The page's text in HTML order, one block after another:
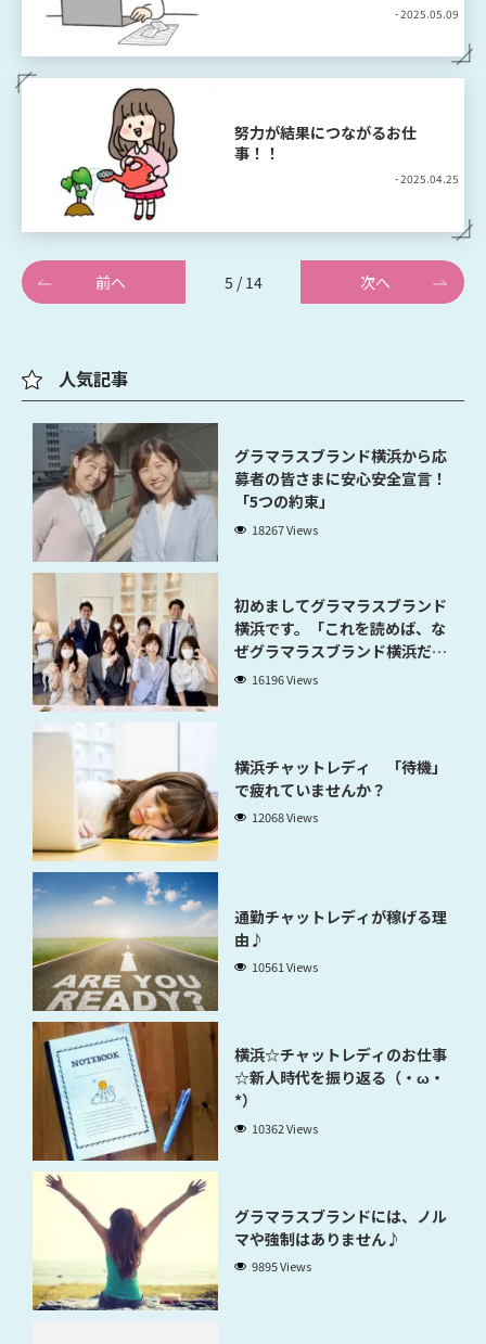
- 2025.05.09
努力が結果につながるお仕
事！！
- 2025.04.25
5 / 14
前へ 次へ
人気記事
グラマラスブランド横浜から応
募者の皆さまに安心安全宣言！
「5つの約束」
18267 Views
初めましてグラマラスブランド
横浜です。「これを読めば、な
ぜグラマラスブランド横浜だと
稼げるのかが分かります」
16196 Views
横浜チャットレディ 「待機」
で疲れていませんか？
12068 Views
通勤チャットレディが稼げる理
由♪
10561 Views
横浜☆チャットレディのお仕事
☆新人時代を振り返る（・ω・
*）
10362 Views
グラマラスブランドには、ノル
マや強制はありません♪
9895 Views